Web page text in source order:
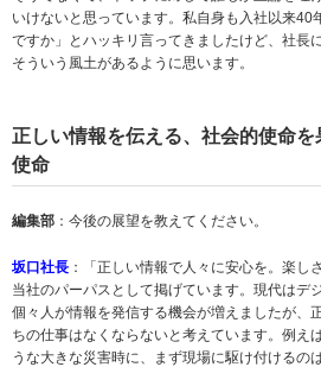
いけないと思っています。私自身も入社以来40
ですか」とハッキリ言ってきましたけど、社長
そういう風土があるように思います。
正しい情報を伝える、社会的使命
使命
編集部 ：今後の展望を教えてください。
坂口社長 ：「正しい情報で人々に安心を。楽し
当社のパーパスとして掲げています。現代はデ
個々人が情報を発信する機会が増えましたが、
ちの仕事はなくならないと考えています。例え
うな大きな災害時に、まず現場に駆け付けるの